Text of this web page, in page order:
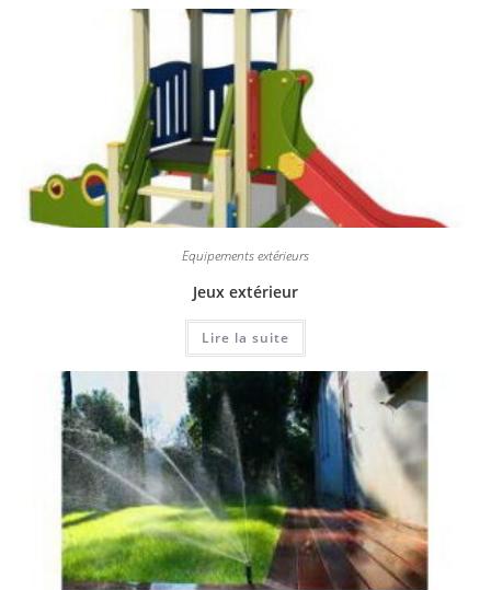
Equipements extérieurs
Jeux extérieur
Lire la suite